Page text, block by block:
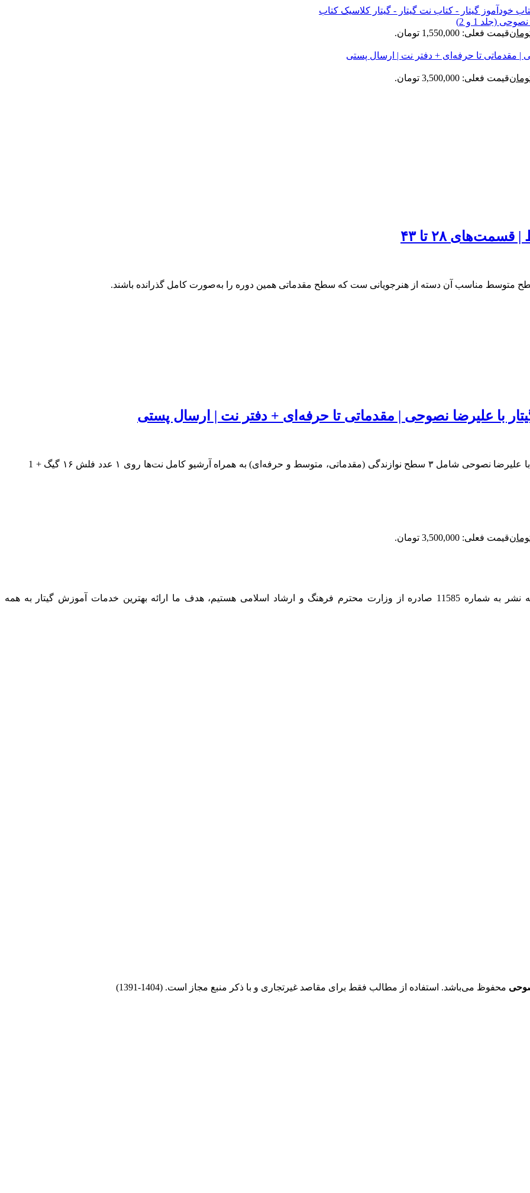
(جلد 1 و 2)
قیمت فعلی: 1,550,000 تومان.
| مقدماتی تا حرفه‌ای + دفتر نت | ارسال پستی
قیمت فعلی: 3,500,000 تومان.
۲۸ تا ۴۳
متوسط مناسب آن دسته از هنرجویانی ست که سطح مقدماتی همین دوره را به‌صورت کامل گذرانده باشند.
با علیرضا نصوحی | مقدماتی تا حرفه‌ای + دفتر نت | ارسال پستی
بسته کامل مجموعه قدرتمند آموزشی صفر تا صد گیتار با علیرضا نصوحی شامل ۳ سطح نوازندگی (مقدماتی، متوسط و حرفه‌ای) به همراه آرشیو کامل نت‌ها روی ۱ عدد فلش ۱۶ گیگ + 1
قیمت فعلی: 3,500,000 تومان.
نخستین و بهترین آکادمی آنلاین آموزش گیتار در ایران دارای پروانه نشر به شماره 11585 صادره از وزارت محترم فرهنگ و ارشاد اسلامی هستیم، هدف ما ارائه بهترین خدمات آموزش گیتار به همه
محفوظ می‌باشد. استفاده از مطالب فقط برای مقاصد غیرتجاری و با ذکر منبع مجاز است. (1404-1391)